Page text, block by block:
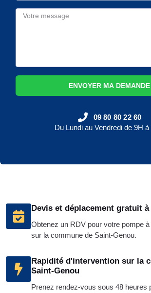
Devis et déplacement gratuit
Obtenez un RDV pour votre pompe
sur la commune de Saint-Genou.
Rapidité d'intervention sur la
Saint-Genou
Prenez rendez-vous sous 48 heures
ENVOYER MA DEMANDE
09 80 80 22 60
Du Lundi au Vendredi de 9H à